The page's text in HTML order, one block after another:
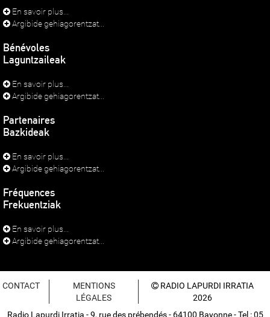
En savoir plus...
Argibide gehiagorentzat...
Bénévoles
Laguntzaileak
En savoir plus...
Argibide gehiagorentzat...
Partenaires
Bazkideak
En savoir plus...
Argibide gehiagorentzat...
Fréquences
Frekuentziak
En savoir plus...
Argibide gehiagorentzat...
CONTACT
MENTIONS
LÉGALES
RADIO LAPURDI IRRATIA
2026
Radio Lapurdi Irratia - 9, rue des prébendés - 64100 Bayonne - Tel : 05